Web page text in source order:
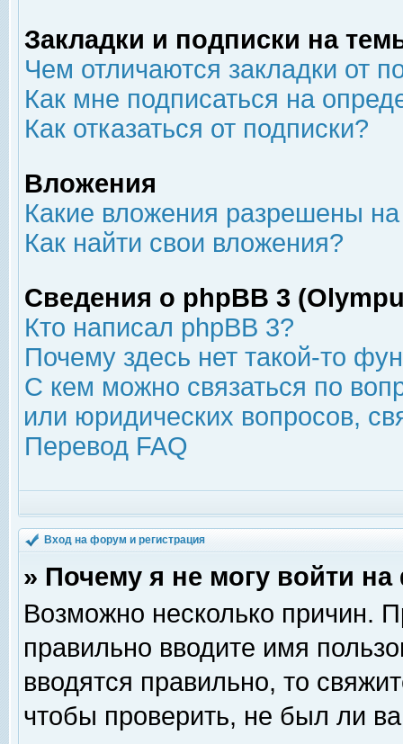
Закладки и подписки на
Чем отличаются закладки от
Как мне подписаться на
Как отказаться от подписки?
Вложения
Какие вложения разрешены
Как найти свои вложения?
Сведения о phpBB 3
Кто написал phpBB 3?
Почему здесь нет такой-то
С кем можно связаться по
или юридических вопросов,
Перевод FAQ
Вход на форум и регистрация
» Почему я не могу войти
Возможно несколько причин.
правильно вводите имя
вводятся правильно, то
чтобы проверить, не был ли